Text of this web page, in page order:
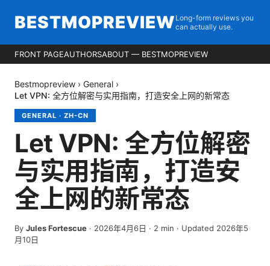
BESTMOPREVIEW Long-form reviews you
can actually use.
FRONT PAGEAUTHORSABOUT — BESTMOPREVIEW
Bestmopreview › General ›
Let VPN: 全方位解密与实用指南，打造安全上网的新常态
GENERAL · ZH-CN
Let VPN: 全方位解密
与实用指南，打造安
全上网的新常态
By Jules Fortescue · 2026年4月6日 · 2 min · Updated 2026年5
月10日